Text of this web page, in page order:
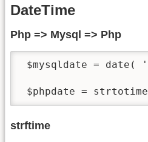
DateTime
Php => Mysql => Php
$mysqldate =
$phpdate =
strftime